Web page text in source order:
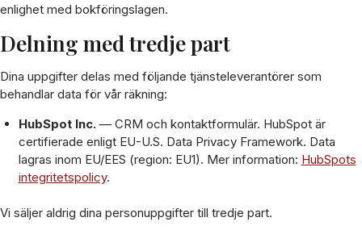
enlighet med bokföringslagen.
Delning med tredje part
Dina uppgifter delas med följande tjänsteleverantörer som
behandlar data för vår räkning:
HubSpot Inc.— CRM och kontaktformulär. HubSpot är
certifierade enligt EU-U.S. Data Privacy Framework. Data
lagras inom EU/EES (region: EU1). Mer information: HubSpots
integritetspolicy.
Vi säljer aldrig dina personuppgifter till tredje part.